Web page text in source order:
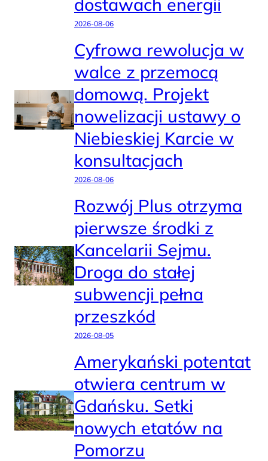
2026-08-06
Cyfrowa rewolucja w
walce z przemocą
domową. Projekt
nowelizacji ustawy o
Niebieskiej Karcie w
konsultacjach
2026-08-06
Rozwój Plus otrzyma
pierwsze środki z
Kancelarii Sejmu.
Droga do stałej
subwencji pełna
przeszkód
2026-08-05
Amerykański potentat
otwiera centrum w
Gdańsku. Setki
nowych etatów na
Pomorzu